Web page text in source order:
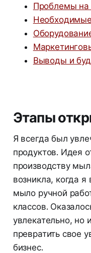
Проблемы на
Выводы и
Этапы
Я всегда был
продуктов. Идея
производству
возникла, когда
мыло ручной
классов.
увлекательно, но
превратить свое
бизнес.